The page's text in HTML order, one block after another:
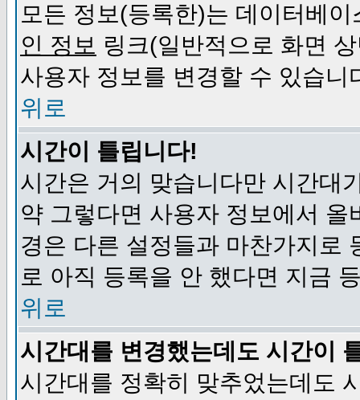
모든 정보(등록한)는 데이터베
인 정보 링크(일반적으로 화면
사용자 정보를 변경할 수 있습니
위로
시간이 틀립니다!
시간은 거의 맞습니다만 시간대
약 그렇다면 사용자 정보에서
경은 다른 설정들과 마찬가지로
로 아직 등록을 안 했다면 지금
위로
시간대를 변경했는데도 시간이
시간대를 정확히 맞추었는데도